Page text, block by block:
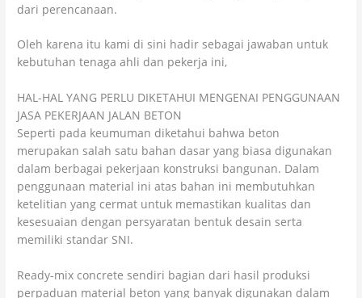
dari perencanaan.
Oleh karena itu kami di sini hadir sebagai jawaban untuk
kebutuhan tenaga ahli dan pekerja ini,
HAL-HAL YANG PERLU DIKETAHUI MENGENAI PENGGUNAAN
JASA PEKERJAAN JALAN BETON
Seperti pada keumuman diketahui bahwa beton
merupakan salah satu bahan dasar yang biasa digunakan
dalam berbagai pekerjaan konstruksi bangunan. Dalam
penggunaan material ini atas bahan ini membutuhkan
ketelitian yang cermat untuk memastikan kualitas dan
kesesuaian dengan persyaratan bentuk desain serta
memiliki standar SNI.
Ready-mix concrete sendiri bagian dari hasil produksi
perpaduan material beton yang banyak digunakan dalam